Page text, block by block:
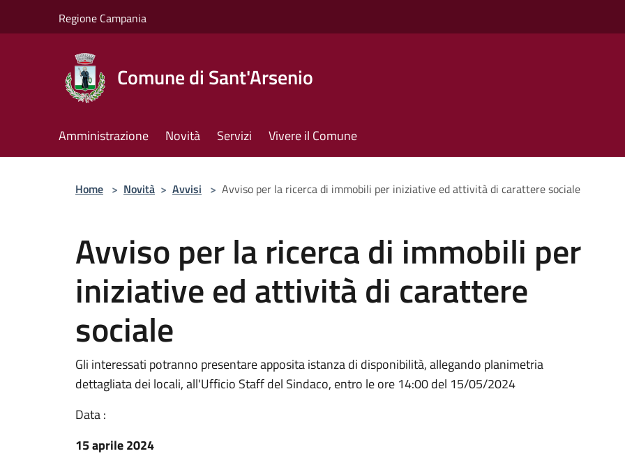
Regione Campania
Comune di Sant'Arsenio
Amministrazione Novità Servizi Vivere il Comune
Home > Novità > Avvisi > Avviso per la ricerca di immobili per iniziative ed attività di carattere sociale
Avviso per la ricerca di immobili per
iniziative ed attività di carattere
sociale
Gli interessati potranno presentare apposita istanza di disponibilità, allegando planimetria
dettagliata dei locali, all'Ufficio Staff del Sindaco, entro le ore 14:00 del 15/05/2024
Data :
15 aprile 2024